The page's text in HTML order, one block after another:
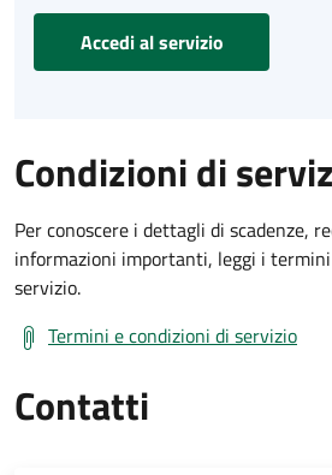
Accedi al servizio
Condizioni di
Per conoscere i dettagli di scadenze,
informazioni importanti, leggi i
servizio.
Termini e condizioni di servizio
Contatti